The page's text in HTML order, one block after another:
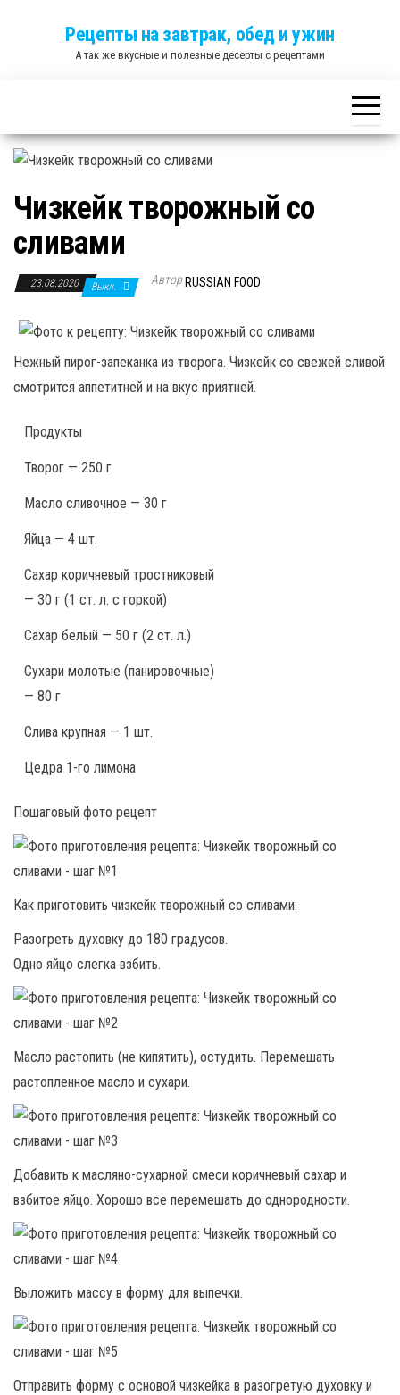
Рецепты на завтрак, обед и ужин
А так же вкусные и полезные десерты с рецептами
Чизкейк творожный со
сливами
23.08.2020 Выкл. Автор RUSSIAN FOOD
Нежный пирог-запеканка из творога. Чизкейк со свежей сливой
смотрится аппетитней и на вкус приятней.
Продукты
Творог — 250 г
Масло сливочное — 30 г
Яйца — 4 шт.
Сахар коричневый тростниковый
— 30 г (1 ст. л. с горкой)
Сахар белый — 50 г (2 ст. л.)
Сухари молотые (панировочные)
— 80 г
Слива крупная — 1 шт.
Цедра 1-го лимона
Пошаговый фото рецепт
Как приготовить чизкейк творожный со сливами:
Разогреть духовку до 180 градусов.
Одно яйцо слегка взбить.
Масло растопить (не кипятить), остудить. Перемешать
растопленное масло и сухари.
Добавить к масляно-сухарной смеси коричневый сахар и
взбитое яйцо. Хорошо все перемешать до однородности.
Выложить массу в форму для выпечки.
Отправить форму с основой чизкейка в разогретую духовку и